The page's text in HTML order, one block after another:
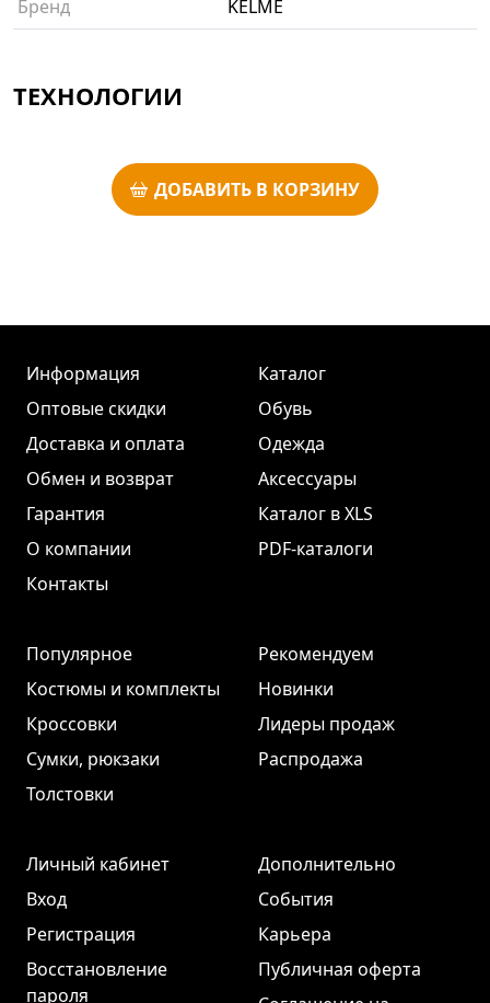
Бренд
KELME
ТЕХНОЛОГИИ
ДОБАВИТЬ В КОРЗИНУ
Информация
Оптовые скидки
Доставка и оплата
Обмен и возврат
Гарантия
О компании
Контакты
Каталог
Обувь
Одежда
Аксессуары
Каталог в XLS
PDF-каталоги
Популярное
Костюмы и комплекты
Кроссовки
Сумки, рюкзаки
Толстовки
Рекомендуем
Новинки
Лидеры продаж
Распродажа
Личный кабинет
Вход
Регистрация
Восстановление
пароля
Дополнительно
События
Карьера
Публичная оферта